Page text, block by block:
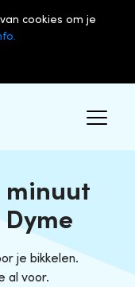
cookies om je
minuut
je bikkelen.
al voor.